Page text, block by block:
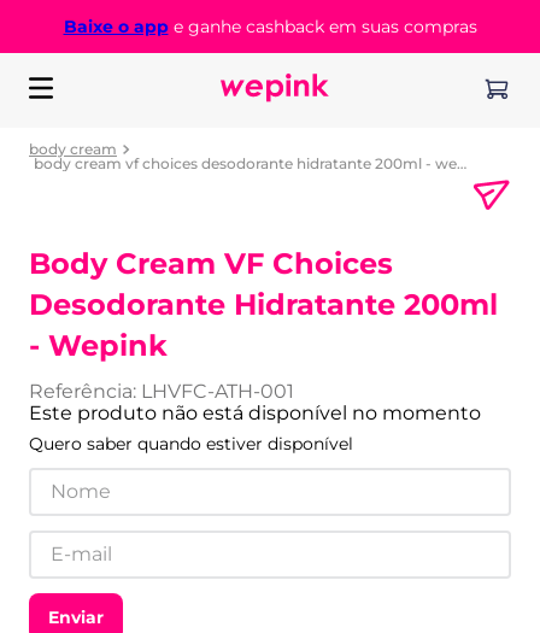
Baixe o appe ganhe cashback em suas compras
body cream
body cream vf choices desodorante hidratante 200ml - wepink
Body Cream VF Choices
Desodorante Hidratante 200ml
- Wepink
Referência: LHVFC-ATH-001
Este produto não está disponível no momento
Quero saber quando estiver disponível
Enviar